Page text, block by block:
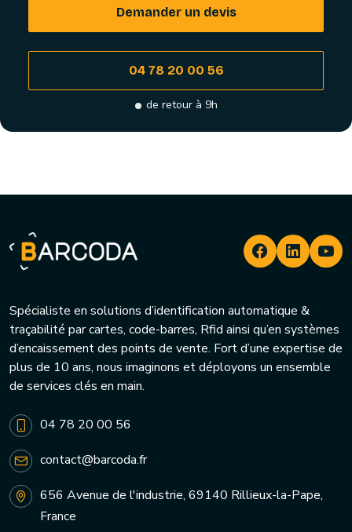
Demander un devis
04 78 20 00 56
de retour à 9h
Spécialiste en solutions d’identification automatique &
traçabilité par cartes, code-barres, Rfid ainsi qu’en systèmes
d’encaissement des points de vente. Fort d’une expertise de
plus de 10 ans, nous imaginons et déployons un ensemble
de services clés en main.
04 78 20 00 56
contact@barcoda.fr
656 Avenue de l'industrie, 69140 Rillieux-la-Pape,
France